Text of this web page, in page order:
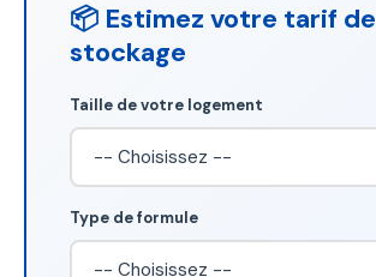
📦 Estimez votre tarif de
stockage
Taille de votre logement
Type de formule